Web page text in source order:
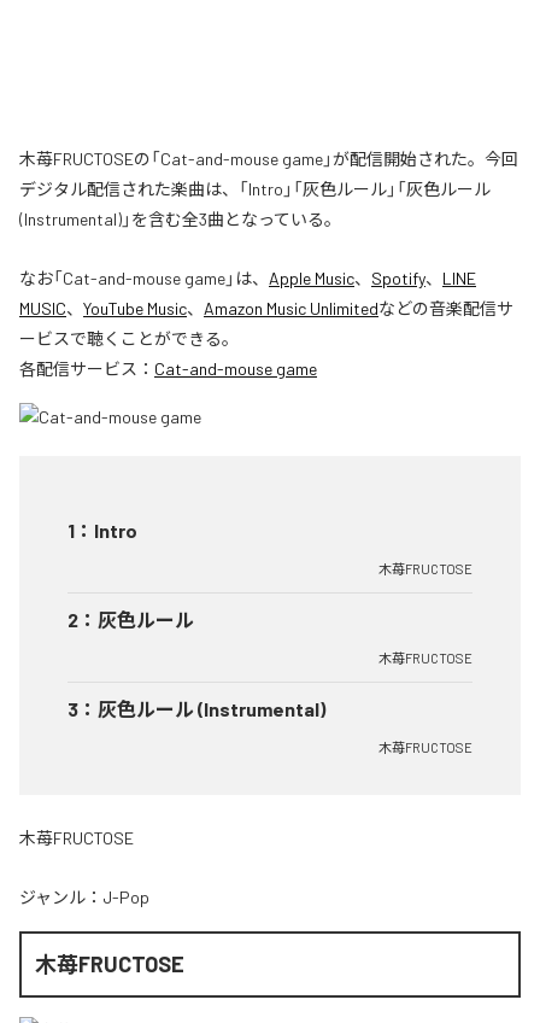
木苺FRUCTOSEの「Cat-and-mouse game」が配信開始された。今回
デジタル配信された楽曲は、「Intro」「灰色ルール」「灰色ルール
(Instrumental)」を含む全3曲となっている。
なお「Cat-and-mouse game」は、 Apple Music、 Spotify、 LINE
MUSIC、 YouTube Music、 Amazon Music Unlimitedなどの音楽配信サ
ービスで聴くことができる。
各配信サービス： Cat-and-mouse game
1 ： Intro
木苺FRUCTOSE
2 ： 灰色ルール
木苺FRUCTOSE
3 ： 灰色ルール (Instrumental)
木苺FRUCTOSE
木苺FRUCTOSE
ジャンル： J-Pop
木苺FRUCTOSE